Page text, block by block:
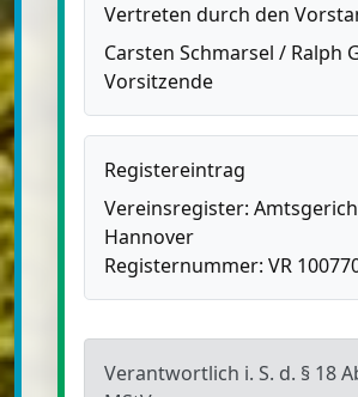
Vertreten durch den
Carsten Schmarsel / Ralph
Vorsitzende
Registereintrag
Vereinsregister:
Hannover
Registernummer: VR
Verantwortlich i. S. d. § 18